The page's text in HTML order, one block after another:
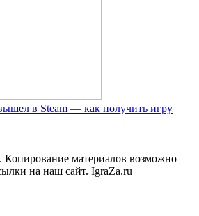
в Steam — как получить игру
материалов возможно
на наш сайт. IgraZa.ru